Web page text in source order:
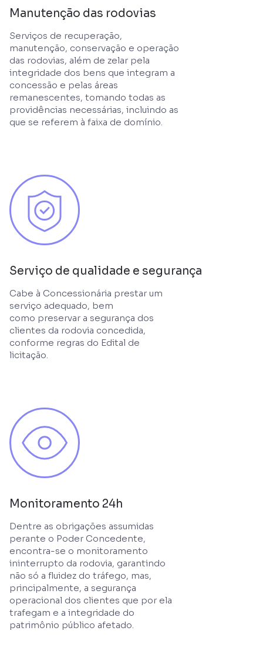
Manutenção das rodovias
Serviços de recuperação,
manutenção, conservação e operação
das rodovias, além de zelar pela
integridade dos bens que integram a
concessão e pelas áreas
remanescentes, tomando todas as
providências necessárias, incluindo as
que se referem à faixa de domínio.
Serviço de qualidade e segurança
Cabe à Concessionária prestar um
serviço adequado, bem
como preservar a segurança dos
clientes da rodovia concedida,
conforme regras do Edital de
licitação.
Monitoramento 24h
Dentre as obrigações assumidas
perante o Poder Concedente,
encontra-se o monitoramento
ininterrupto da rodovia, garantindo
não só a fluidez do tráfego, mas,
principalmente, a segurança
operacional dos clientes que por ela
trafegam e a integridade do
patrimônio público afetado.